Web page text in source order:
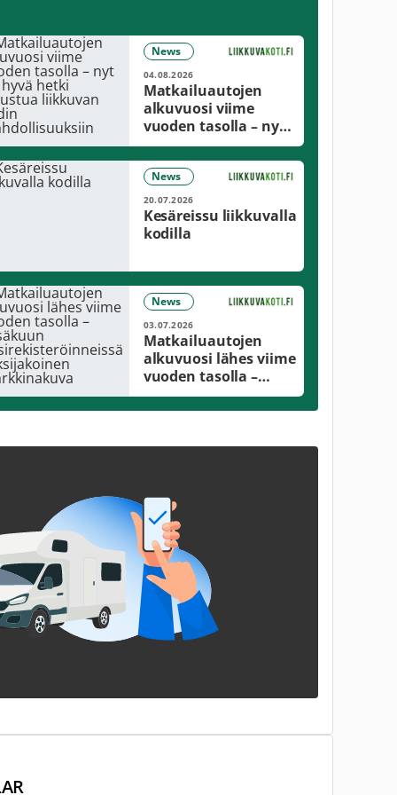
News
04.08.2026
Matkailuautojen
alkuvuosi viime
vuoden tasolla – nyt
on hyvä hetki
tutustua liikkuvan
kodin
mahdollisuuksiin
News
20.07.2026
Kesäreissu liikkuvalla
kodilla
News
03.07.2026
Matkailuautojen
alkuvuosi lähes viime
vuoden tasolla –
kesäkuun
ensirekisteröinneissä
markkinakuva